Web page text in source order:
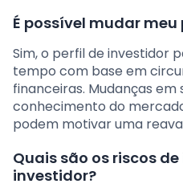
É possível mudar
Sim, o perfil de investidor
tempo com base em
financeiras. Mudanças
conhecimento do
podem motivar uma
Quais são os riscos
investidor?